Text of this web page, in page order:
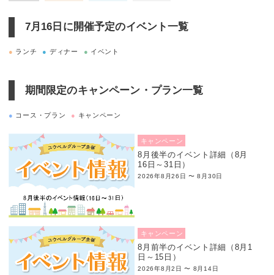
7月16日に 開催予定のイベント一覧
● ランチ ● ディナー ● イベント
期間限定のキャンペーン・プラン一覧
● コース・プラン ● キャンペーン
キャンペーン
8月後半のイベント詳細（8月
16日～31日）
2026年8月26日 〜 8月30日
キャンペーン
8月前半のイベント詳細（8月1
日～15日）
2026年8月2日 〜 8月14日